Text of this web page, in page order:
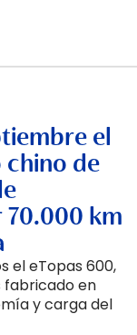
el
de
km
el eTopas 600,
fabricado en
y carga del